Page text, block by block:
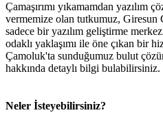
Çamaşırımı yıkamamdan yazılım
vermemize olan tutkumuz, Giresun
sadece bir yazılım geliştirme
odaklı yaklaşımı ile öne çıkan bir
Çamoluk'ta sunduğumuz bulut
hakkında detaylı bilgi bulabilirsiniz.
Neler İsteyebilirsiniz?